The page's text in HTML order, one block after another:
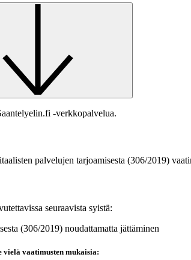
-verkkopalvelua.
palvelujen tarjoamisesta (306/2019)
seuraavista syistä:
(306/2019) noudattamatta jättäminen
vaatimusten mukaisia: